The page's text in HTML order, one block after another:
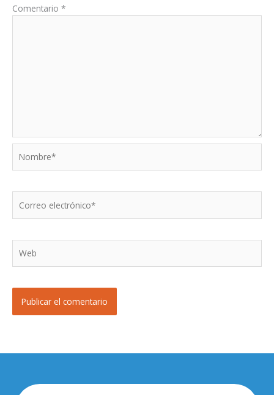
Comentario *
electrónico*